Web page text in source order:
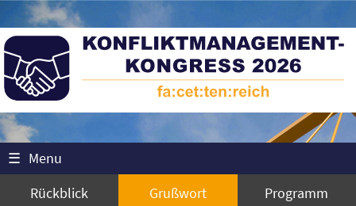
☰ Menu
Rückblick
Grußwort Programm